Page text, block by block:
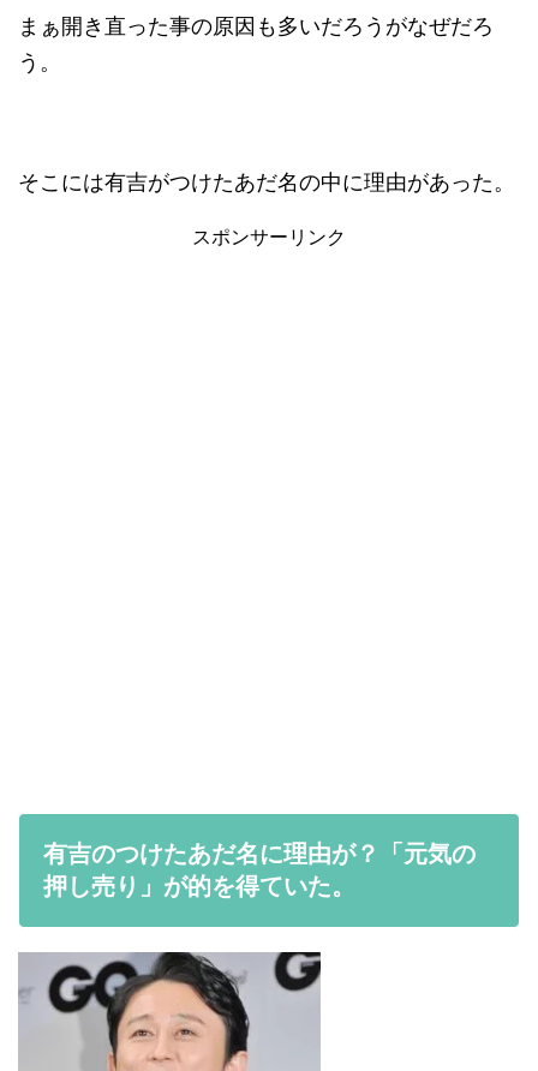
まぁ開き直った事の原因も多いだろうがなぜだろ
う。
そこには有吉がつけたあだ名の中に理由があった。
スポンサーリンク
有吉のつけたあだ名に理由が？「元気の
押し売り」が的を得ていた。